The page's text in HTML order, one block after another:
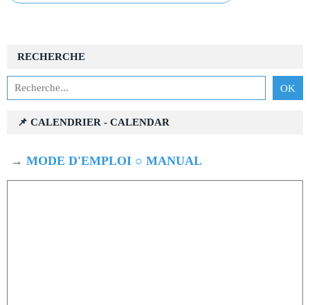
RECHERCHE
📌 CALENDRIER - CALENDAR
→ MODE D'EMPLOI ○ MANUAL